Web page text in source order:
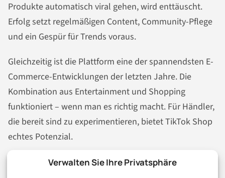
Verwalten Sie Ihre Privatsphäre
Produkte automatisch viral gehen, wird enttäuscht.
Erfolg setzt regelmäßigen Content, Community-Pflege
und ein Gespür für Trends voraus.
Gleichzeitig ist die Plattform eine der spannendsten E-
Commerce-Entwicklungen der letzten Jahre. Die
Kombination aus Entertainment und Shopping
funktioniert – wenn man es richtig macht. Für Händler,
die bereit sind zu experimentieren, bietet TikTok Shop
echtes Potenzial.
Meine Empfehlung: Startet klein, testet mit wenigen